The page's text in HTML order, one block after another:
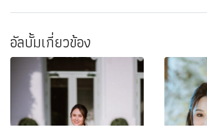
อัลบั้มเกี่ยวข้อง